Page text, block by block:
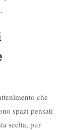
che
spazi pensati
scelta, pur